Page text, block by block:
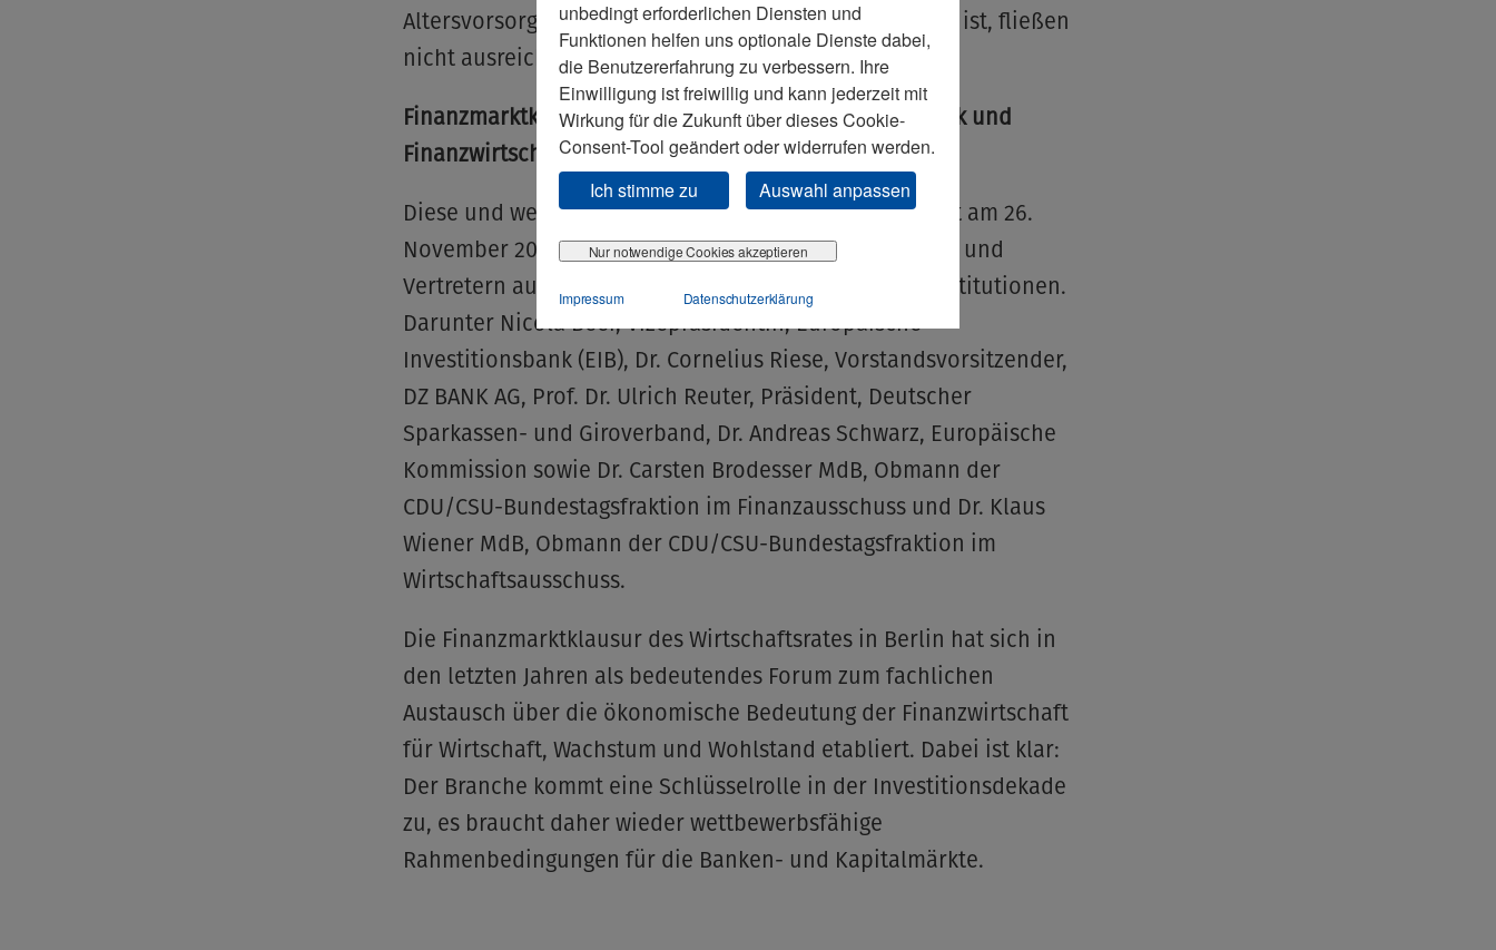
unbedingt erforderlichen Diensten und
Funktionen helfen uns optionale Dienste dabei,
die Benutzererfahrung zu verbessern. Ihre
Einwilligung ist freiwillig und kann jederzeit mit
Wirkung für die Zukunft über dieses Cookie-
Consent-Tool geändert oder widerrufen werden.
Ich stimme zu
Auswahl anpassen
Nur notwendige Cookies akzeptieren
Impressum Datenschutzerklärung
Altersvorsorge zu sehr im Umlageverfahren organisiert ist, fließen
nicht ausreichend Mittel in den Kapitalmarkt.“
Finanzmarktklausur 2025: führende Stimmen aus Politik und
Finanzwirtschaft
Diese und weitere Themen diskutiert der Wirtschaftsrat am 26.
November 2025 in Berlin mit führenden Vertreterinnen und
Vertretern aus Politik, Wirtschaft und europäischen Institutionen.
Darunter Nicola Beer, Vizepräsidentin, Europäische
Investitionsbank (EIB), Dr. Cornelius Riese, Vorstandsvorsitzender,
DZ BANK AG, Prof. Dr. Ulrich Reuter, Präsident, Deutscher
Sparkassen- und Giroverband, Dr. Andreas Schwarz, Europäische
Kommission sowie Dr. Carsten Brodesser MdB, Obmann der
CDU/CSU-Bundestagsfraktion im Finanzausschuss und Dr. Klaus
Wiener MdB, Obmann der CDU/CSU-Bundestagsfraktion im
Wirtschaftsausschuss.
Die Finanzmarktklausur des Wirtschaftsrates in Berlin hat sich in
den letzten Jahren als bedeutendes Forum zum fachlichen
Austausch über die ökonomische Bedeutung der Finanzwirtschaft
für Wirtschaft, Wachstum und Wohlstand etabliert. Dabei ist klar:
Der Branche kommt eine Schlüsselrolle in der Investitionsdekade
zu, es braucht daher wieder wettbewerbsfähige
Rahmenbedingungen für die Banken- und Kapitalmärkte.